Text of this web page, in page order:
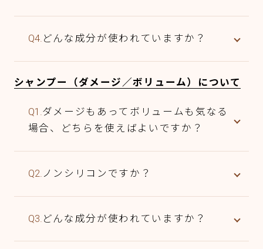
Q4. どんな成分が使われていますか？
シャンプー（ダメージ／ボリューム）について
Q1.ダメージもあってボリュームも気なる
場合、どちらを使えばよいですか？
Q2. ノンシリコンですか？
Q3. どんな成分が使われていますか？